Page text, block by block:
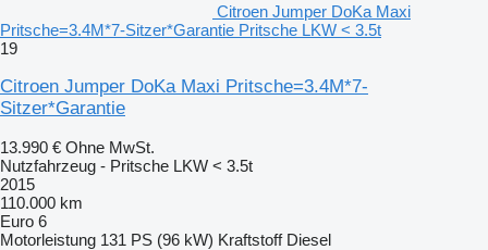
Citroen Jumper DoKa Maxi
Pritsche=3.4M*7-Sitzer*Garantie Pritsche LKW < 3.5t
19
Citroen Jumper DoKa Maxi Pritsche=3.4M*7-
Sitzer*Garantie
13.990 € Ohne MwSt.
Nutzfahrzeug - Pritsche LKW < 3.5t
2015
110.000 km
Euro 6
Motorleistung 131 PS (96 kW) Kraftstoff Diesel